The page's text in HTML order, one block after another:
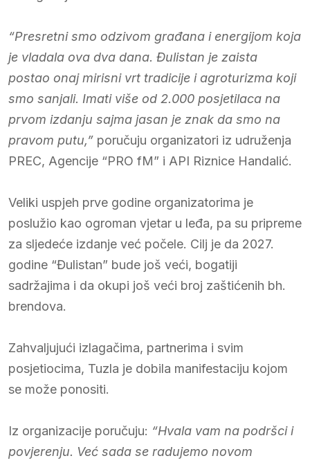
“Presretni smo odzivom građana i energijom koja
je vladala ova dva dana. Đulistan je zaista
postao onaj mirisni vrt tradicije i agroturizma koji
smo sanjali. Imati više od 2.000 posjetilaca na
prvom izdanju sajma jasan je znak da smo na
pravom putu,” poručuju organizatori iz udruženja
PREC, Agencije “PRO fM” i API Riznice Handalić.
Veliki uspjeh prve godine organizatorima je
poslužio kao ogroman vjetar u leđa, pa su pripreme
za sljedeće izdanje već počele. Cilj je da 2027.
godine “Đulistan” bude još veći, bogatiji
sadržajima i da okupi još veći broj zaštićenih bh.
brendova.
Zahvaljujući izlagačima, partnerima i svim
posjetiocima, Tuzla je dobila manifestaciju kojom
se može ponositi.
Iz organizacije poručuju: “Hvala vam na podršci i
povjerenju. Već sada se radujemo novom